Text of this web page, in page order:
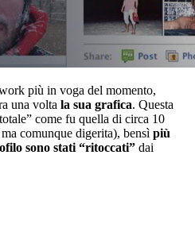
più in voga del momento,
una volta la sua grafica. Questa
come fu quella di circa 10
comunque digerita), bensì più
sono stati “ritoccati” dai